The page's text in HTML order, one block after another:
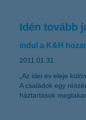
Idén tovább
indul a K&H
2011.01.31.
„Az idei év eleje
A családok egy
háztartások